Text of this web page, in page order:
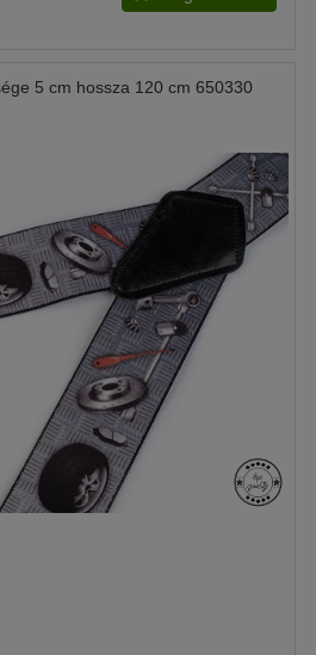
5 cm hossza 120 cm 650330